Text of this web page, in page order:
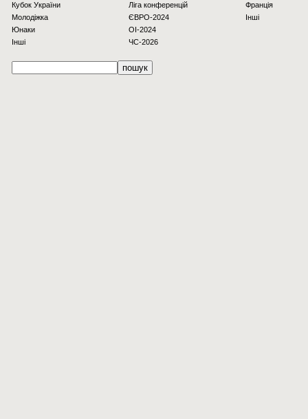
Кубок України
Молодіжка
Юнаки
Інші
Ліга конференцій
ЄВРО-2024
OI-2024
ЧС-2026
Франція
Інші